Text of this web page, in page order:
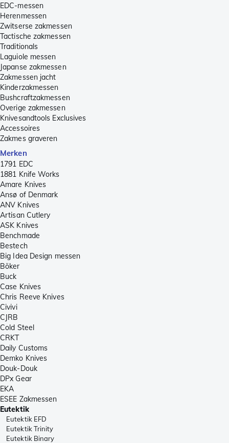
EDC-messen
Herenmessen
Zwitserse zakmessen
Tactische zakmessen
Traditionals
Laguiole messen
Japanse zakmessen
Zakmessen jacht
Kinderzakmessen
Bushcraftzakmessen
Overige zakmessen
Knivesandtools Exclusives
Accessoires
Zakmes graveren
Merken
1791 EDC
1881 Knife Works
Amare Knives
Ansø of Denmark
ANV Knives
Artisan Cutlery
ASK Knives
Benchmade
Bestech
Big Idea Design messen
Böker
Buck
Case Knives
Chris Reeve Knives
Civivi
CJRB
Cold Steel
CRKT
Daily Customs
Demko Knives
Douk-Douk
DPx Gear
EKA
ESEE Zakmessen
Eutektik
Eutektik EFD
Eutektik Trinity
Eutektik Binary